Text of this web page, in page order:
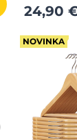
24,90
NOVINKA